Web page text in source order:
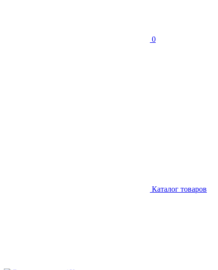
0
Каталог товаров